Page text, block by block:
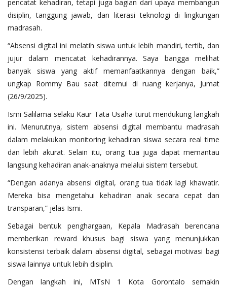
pencatat kehadiran, tetapi juga bagian dari upaya membangun
disiplin, tanggung jawab, dan literasi teknologi di lingkungan
madrasah.
“Absensi digital ini melatih siswa untuk lebih mandiri, tertib, dan
jujur dalam mencatat kehadirannya. Saya bangga melihat
banyak siswa yang aktif memanfaatkannya dengan baik,”
ungkap Rommy Bau saat ditemui di ruang kerjanya, Jumat
(26/9/2025).
Ismi Salilama selaku Kaur Tata Usaha turut mendukung langkah
ini. Menurutnya, sistem absensi digital membantu madrasah
dalam melakukan monitoring kehadiran siswa secara real time
dan lebih akurat. Selain itu, orang tua juga dapat memantau
langsung kehadiran anak-anaknya melalui sistem tersebut.
“Dengan adanya absensi digital, orang tua tidak lagi khawatir.
Mereka bisa mengetahui kehadiran anak secara cepat dan
transparan,” jelas Ismi.
Sebagai bentuk penghargaan, Kepala Madrasah berencana
memberikan reward khusus bagi siswa yang menunjukkan
konsistensi terbaik dalam absensi digital, sebagai motivasi bagi
siswa lainnya untuk lebih disiplin.
Dengan langkah ini, MTsN 1 Kota Gorontalo semakin